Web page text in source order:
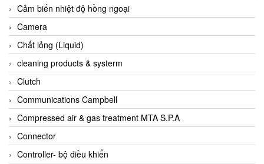
Airtac Vietnam
Airtec Vietnam
AI-Tek Vietnam
Akerstroms Viet Nam
AKO Armaturen & Separationstechnik
AKO Armaturen & Separationstechnik Vietnam
AKUSENSE
ALA OFFICINE SPA
Albrecht-Automatik Viet Nam
Cảm biến nhiệt độ hồng ngoại
Camera
Chất lỏng (Liquid)
cleaning products & systerm
Clutch
Communications Campbell
Compressed air & gas treatment MTA S.P.A
Connector
Controller- bộ điều khiển